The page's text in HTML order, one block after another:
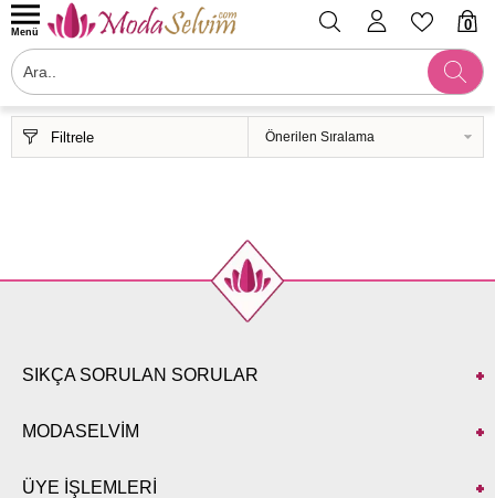
0
Menü
Filtrele
SIKÇA SORULAN SORULAR
MODASELVİM
ÜYE İŞLEMLERİ